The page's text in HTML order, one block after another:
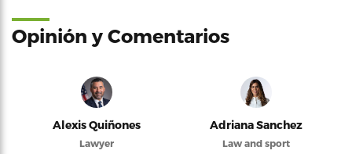
Opinión y Comentarios
Alexis Quiñones
Lawyer
Adriana Sanchez
Law and sport